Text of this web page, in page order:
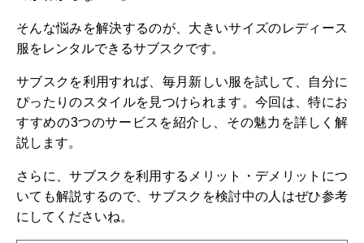
そんな悩みを解決するのが、大きいサイズのレディース
服をレンタルできるサブスクです。
サブスクを利用すれば、毎月新しい服を試して、自分に
ぴったりのスタイルを見つけられます。今回は、特にお
すすめの3つのサービスを紹介し、その魅力を詳しく解
説します。
さらに、サブスクを利用するメリット・デメリットにつ
いても解説するので、サブスクを検討中の人はぜひ参考
にしてくださいね。